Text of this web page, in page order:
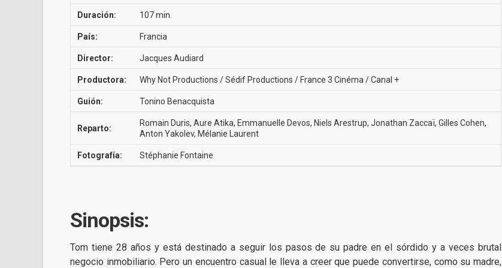
Duración: 107 min.
País: Francia
Director: Jacques Audiard
Productora: Why Not Productions / Sédif Productions / France 3 Cinéma / Canal +
Guión: Tonino Benacquista
Reparto:
Romain Duris, Aure Atika, Emmanuelle Devos, Niels Arestrup, Jonathan Zaccaï, Gilles Cohen,
Anton Yakolev, Mélanie Laurent
Fotografía: Stéphanie Fontaine
Sinopsis:
Tom tiene 28 años y está destinado a seguir los pasos de su padre en el sórdido y a veces brutal
negocio inmobiliario. Pero un encuentro casual le lleva a creer que puede convertirse, como su madre,